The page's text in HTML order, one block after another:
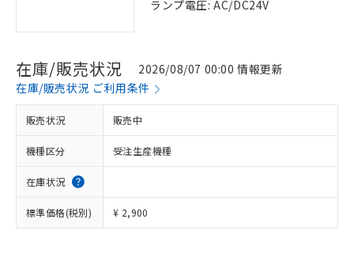
ランプ電圧: AC/DC24V
在庫/販売状況
2026/08/07 00:00 情報更新
在庫/販売状況 ご利用条件
販売状況 販売中
機種区分 受注生産機種
在庫状況
標準価格(税別) ¥ 2,900